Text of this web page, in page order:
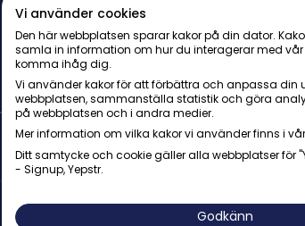
© Yepstr AB・Org. 556997-9817・Arenavägen 39,
Vi använder cookies
Den här webbplatsen sparar kakor på din dator.
samla in information om hur du interagerar med
komma ihåg dig.
Vi använder kakor för att förbättra och anpassa din
webbplatsen, sammanställa statistik och göra
på webbplatsen och i andra medier.
Mer information om vilka kakor vi använder finns i
Ditt samtycke och cookie gäller alla webbplatser för
- Signup, Yepstr.
Godkänn